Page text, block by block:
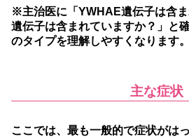
※主治医に「YWHAE遺伝子は含
遺伝子は含まれていますか？」と
のタイプを理解しやすくなります。
主な症状
ここでは、最も一般的で症状がは